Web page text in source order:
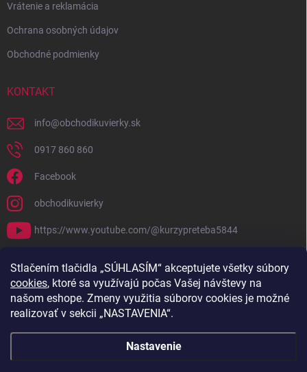
Stlačením tlačidla „SÚHLASÍM“ akceptujete všetky súbory
cookies, ktoré sa využívajú počas Vašej návštevy na
našom eshope. Zmeny využitia súborov cookies je možné
realizovať v sekcii „NASTAVENIA“.
Nastavenie
Vrátenie a reklamácia
Ochrana osobných údajov
Obchodné podmienky
KONTAKT
info@obchodikuvierky.sk
0917 860 860
Facebook
obchodikuvierky
https://www.youtube.com/@kurzypreteba5844
PRIJÍMAME ONLINE PLATBY